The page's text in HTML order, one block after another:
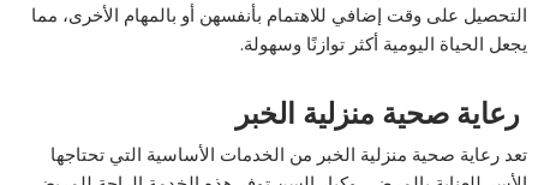
التحصيل على وقت إضافي للاهتمام بأنفسهن أو بالمهام الأخرى، مما
يجعل الحياة اليومية أكثر توازنًا وسهولة.
رعاية صحية منزلية الخبر
تعد رعاية صحية منزلية الخبر من الخدمات الأساسية التي تحتاجها